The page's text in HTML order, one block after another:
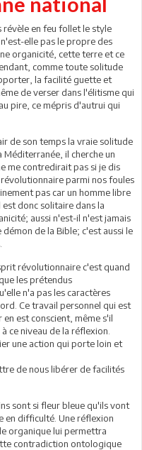
révèle en feu follet le style
elle pas le propre des
organicité, cette terre et ce
comme toute solitude
la facilité guette et
de verser dans l'élitisme qui
pire, ce mépris d'autrui qui
de son temps la vraie solitude
il cherche un
me contredirait pas si je dis
parmi nos foules
pas car un homme libre
donc solitaire dans la
aussi n'est-il n'est jamais
de la Bible; c'est aussi le
révolutionnaire c'est quand
les prétendus
n'a pas les caractères
Ce travail personnel qui est
est conscient, même s'il
ce niveau de la réflexion.
une action qui porte loin et
de nous libérer de facilités
sont si fleur bleue qu'ils vont
en difficulté. Une réflexion
organique lui permettra
contradiction ontologique